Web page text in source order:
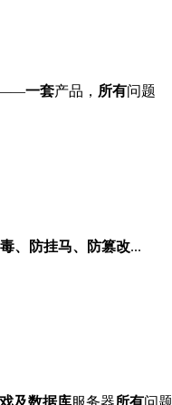
一套产品， 所有问题
、防挂马、防篡改...
及数据库服务器所有问题